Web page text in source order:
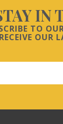
IN
TO
OUR